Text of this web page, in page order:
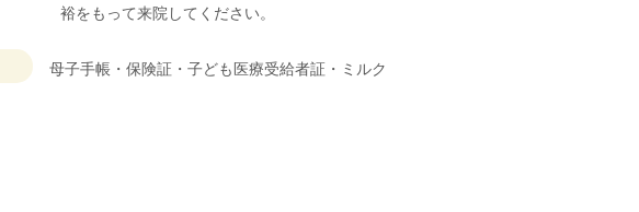
裕をもって来院してください。
母子手帳・保険証・子ども医療受給者証・ミルク